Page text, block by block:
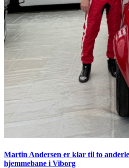
Martin Andersen er klar til to
hjemmebane i Viborg